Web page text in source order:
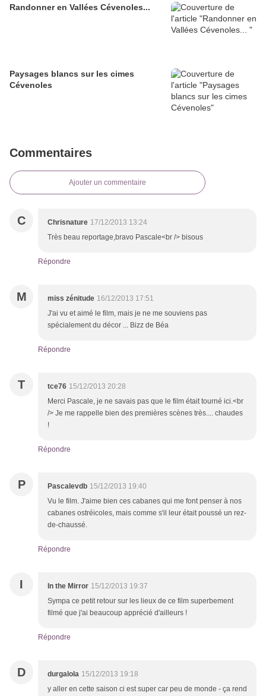
Randonner en Vallées Cévenoles...
Paysages blancs sur les cimes
Cévenoles
Commentaires
Ajouter un commentaire
C Chrisnature 17/12/2013 13:24
Très beau reportage,bravo Pascale<br /> bisous
Répondre
M miss zénitude 16/12/2013 17:51
J'ai vu et aimé le film, mais je ne me souviens pas
spécialement du décor ... Bizz de Béa
Répondre
T tce76 15/12/2013 20:28
Merci Pascale, je ne savais pas que le film était tourné ici.<br
/> Je me rappelle bien des premières scènes très.... chaudes
!
Répondre
P Pascalevdb 15/12/2013 19:40
Vu le film. J'aime bien ces cabanes qui me font penser à nos
cabanes ostréicoles, mais comme s'il leur était poussé un rez-
de-chaussé.
Répondre
I In the Mirror 15/12/2013 19:37
Sympa ce petit retour sur les lieux de ce film superbement
filmé que j'ai beaucoup apprécié d'ailleurs !
Répondre
D durgalola 15/12/2013 19:18
y aller en cette saison ci est super car peu de monde - ça rend